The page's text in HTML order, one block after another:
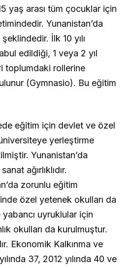
yaş arası tüm çocuklar için
Yunanistan’da
İlk 10 yılı
edildiği, 1 veya 2 yıl
toplumdaki rollerine
(Gymnasio). Bu eğitim
eğitim için devlet ve özel
yerleştirme
Yunanistan’da
ağırlıklıdır.
zorunlu eğitim
özel yetenek okulları da
uyruklular için
okulları da kurulmuştur.
Ekonomik Kalkınma ve
37, 2012 yılında 40 ve